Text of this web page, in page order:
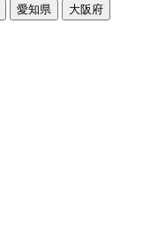
愛知県
大阪府